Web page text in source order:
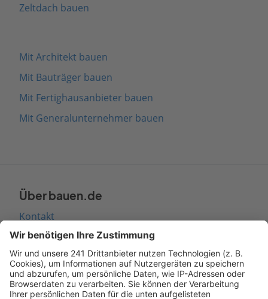
Zeltdach bauen
Mit Architekt bauen
Mit Bauträger bauen
Mit Fertighausanbieter bauen
Mit Generalunternehmer bauen
Über bauen.de
Kontakt
Seitenaufbau
Barrierefreiheit
Cookie Einstellungen